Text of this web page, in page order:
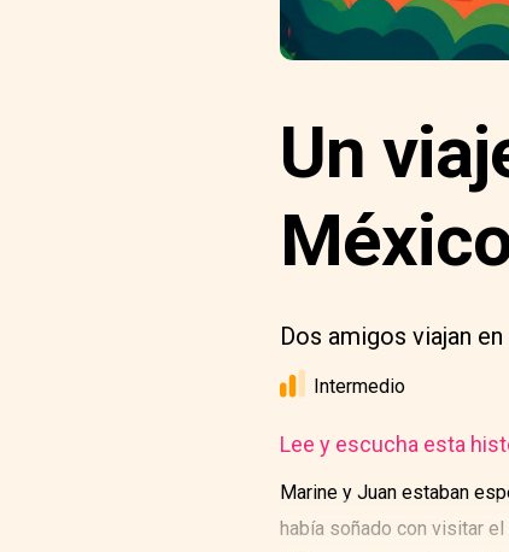
Un
Dos amigos viajan
Intermedio
Lee y escucha esta
Marine y Juan estaban
había soñado con visitar